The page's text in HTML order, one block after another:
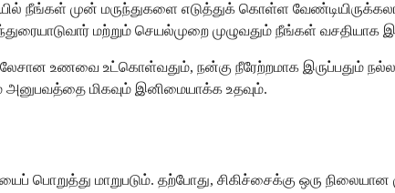
நீங்கள் முன் மருந்துகளை எடுத்துக் கொள்ள
மற்றும் செயல்முறை முழுவதும் நீங்கள் வசதியாக
உணவை உட்கொள்வதும், நன்கு நீரேற்றமாக இருப்பதும்
மிகவும் இனிமையாக்க உதவும்.
பொறுத்து மாறுபடும். தற்போது, சிகிச்சைக்கு ஒரு